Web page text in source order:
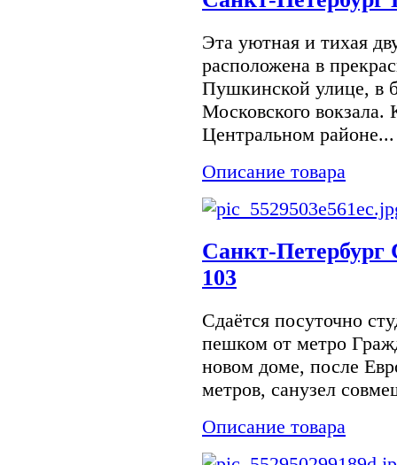
Эта уютная и тихая
расположена в
Пушкинской улице, в
Московского вокзала.
Центральном районе...
Описание товара
Санкт-Петербург
103
Сдаётся посуточно
пешком от метро
новом доме, после
метров, санузел
Описание товара